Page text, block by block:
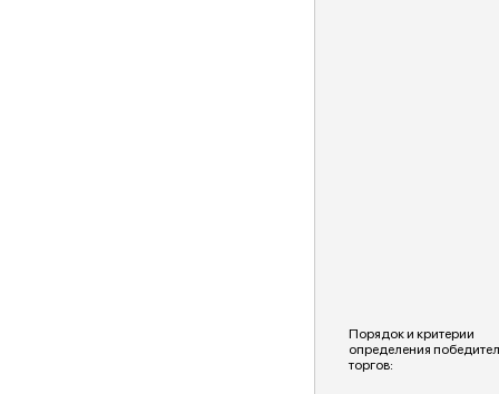
Порядок и критерии
определения
торгов: